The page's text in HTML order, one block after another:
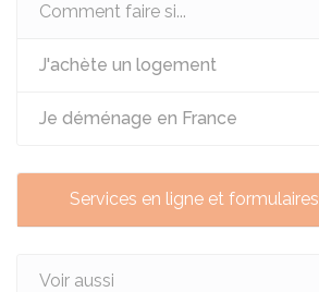
Comment faire si...
J'achète un logement
Je déménage en France
Services en ligne et formulaires
Voir aussi